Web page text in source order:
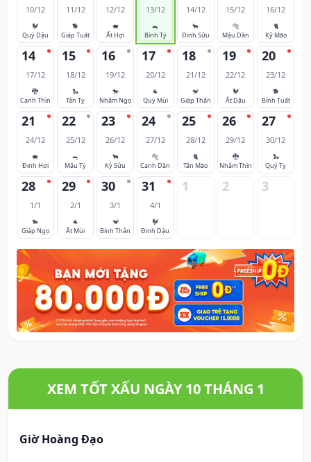
10/12
🐓
Quý Dậu
11/12
🐕
Giáp Tuất
12/12
🐖
Ất Hợi
13/12
🐀
Bính Tý
14/12
🐂
Đinh Sửu
15/12
🐅
Mậu Dần
16/12
🐈
Kỷ Mão
14
17/12
🐉
Canh Thìn
15
18/12
🐍
Tân Tỵ
16
19/12
🐎
Nhâm Ngọ
17
20/12
🐐
Quý Mùi
18
21/12
🐒
Giáp Thân
19
22/12
🐓
Ất Dậu
20
23/12
🐕
Bính Tuất
21
24/12
🐖
Đinh Hợi
22
25/12
🐀
Mậu Tý
23
26/12
🐂
Kỷ Sửu
24
27/12
🐅
Canh Dần
25
28/12
🐈
Tân Mão
26
29/12
🐉
Nhâm Thìn
27
30/12
🐍
Quý Tỵ
28
1/1
🐎
Giáp Ngọ
29
2/1
🐐
Ất Mùi
30
3/1
🐒
Bính Thân
31
4/1
🐓
Đinh Dậu
1 2 3
XEM TỐT XẤU NGÀY 10 THÁNG 1
Giờ Hoàng Đạo